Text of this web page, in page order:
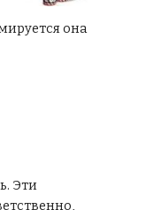
она
Эти